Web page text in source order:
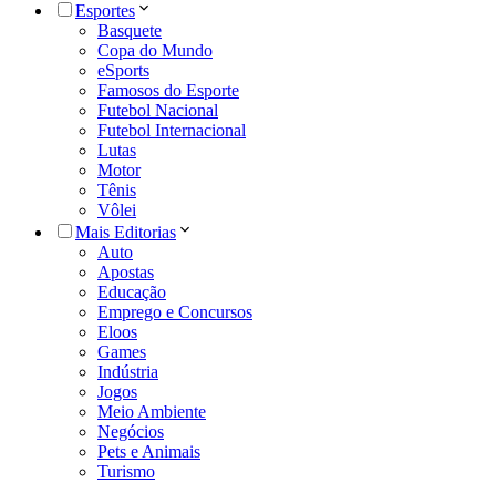
Esportes
Basquete
Copa do Mundo
eSports
Famosos do Esporte
Futebol Nacional
Futebol Internacional
Lutas
Motor
Tênis
Vôlei
Mais Editorias
Auto
Apostas
Educação
Emprego e Concursos
Eloos
Games
Indústria
Jogos
Meio Ambiente
Negócios
Pets e Animais
Turismo